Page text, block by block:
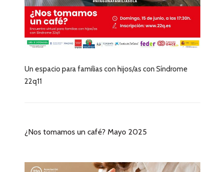
Un espacio para familias con hijos/as con Síndrome
22q11
¿Nos tomamos un café? Mayo 2025